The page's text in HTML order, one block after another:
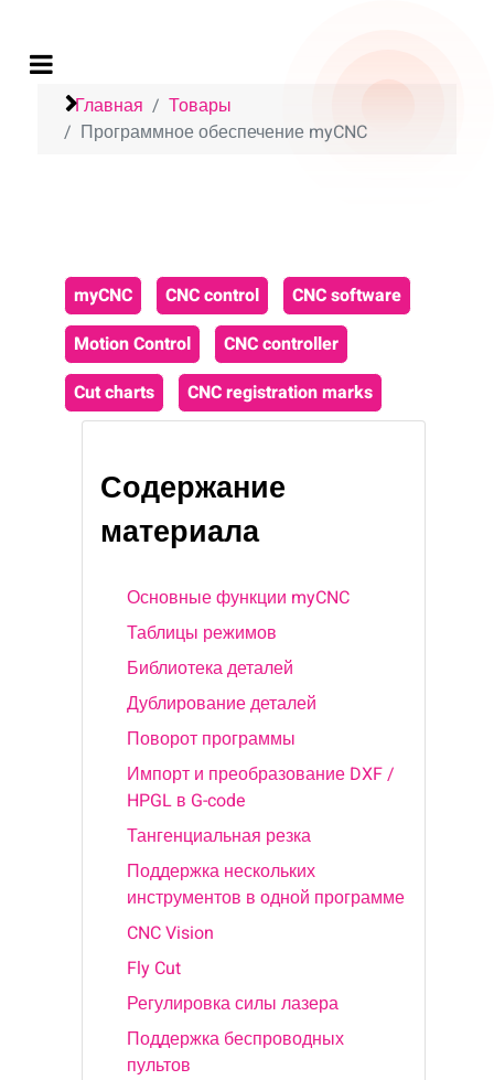
Главная
Товары
Программное обеспечение myCNC
myCNC CNC control
CNC software
Motion Control
CNC controller
Cut charts
CNC registration marks
Содержание
материала
Основные функции myCNC
Таблицы режимов
Библиотека деталей
Дублирование деталей
Поворот программы
Импорт и преобразование DXF /
HPGL в G-code
Тангенциальная резка
Поддержка нескольких
инструментов в одной программе
CNC Vision
Fly Cut
Регулировка силы лазера
Поддержка беспроводных
пультов